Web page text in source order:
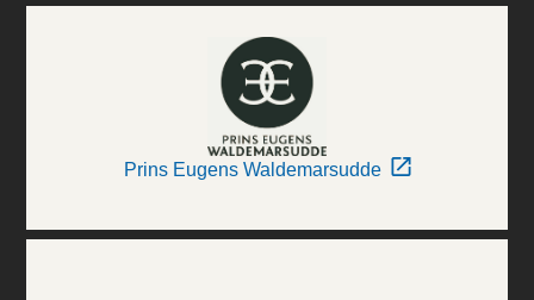
Prins Eugens Waldemarsudde